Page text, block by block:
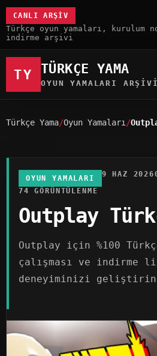
CANLI ARŞIV
Türkçe oyun yamaları, kurulum
indirme arşivi
TY TÜRKÇE YAMA
OYUN YAMALARI ARŞIVI
Türkçe Yama Oyun Yamaları
OYUN YAMALARI 9 HAZ 2026
74 GÖRÜNTÜLENME
Outplay
Outplay için %100
çalışması ve indirme
deneyiminizi